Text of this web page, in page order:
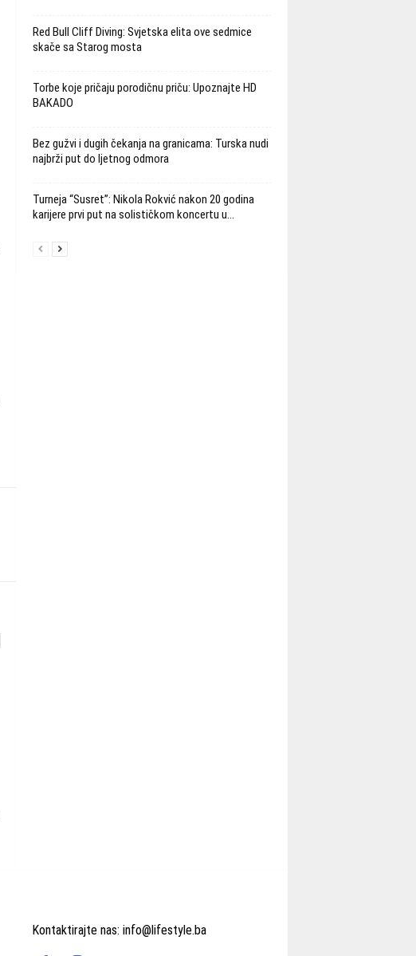
Red Bull Cliff Diving: Svjetska elita ove sedmice
skače sa Starog mosta
Torbe koje pričaju porodičnu priču: Upoznajte HD
BAKADO
Bez gužvi i dugih čekanja na granicama: Turska nudi
najbrži put do ljetnog odmora
Turneja “Susret”: Nikola Rokvić nakon 20 godina
karijere prvi put na solističkom koncertu u...
Kontaktirajte nas: info@lifestyle.ba